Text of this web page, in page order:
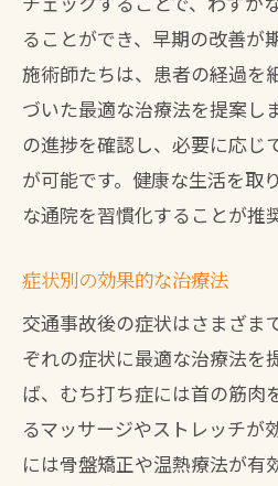
ることができ、早期の改善が
施術師たちは、患者の経過を
づいた最適な治療法を提案し
の進捗を確認し、必要に応じ
が可能です。健康な生活を取
な通院を習慣化することが推
症状別の効果的な治療法
交通事故後の症状はさまざま
ぞれの症状に最適な治療法を
ば、むち打ち症には首の筋肉
るマッサージやストレッチが
には骨盤矯正や温熱療法が有